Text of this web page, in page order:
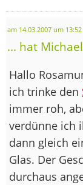
am 14.03.2007 um
... hat
Hallo
ich trinke den
immer roh,
verdünne ich
dann gleich
Glas. Der
durchaus